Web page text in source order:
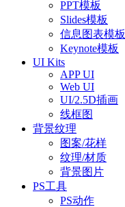
PPT模板
Slides模板
信息图表模板
Keynote模板
UI Kits
APP UI
Web UI
UI/2.5D插画
线框图
背景纹理
图案/花样
纹理/材质
背景图片
PS工具
PS动作